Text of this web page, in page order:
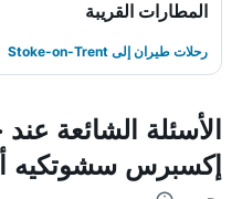
المطارات القريبة
رحلات طيران إلى Stoke-on-Trent
الأسئلة الشائعة
إكسبرس سشوتكيه